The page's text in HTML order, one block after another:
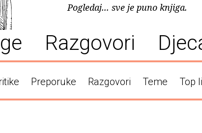
Pogledaj... sve je puno knjiga.
Razgovori
Preporuke Razgovori Teme Top